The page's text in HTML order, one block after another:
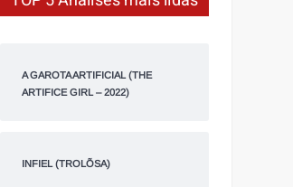
A GAROTA ARTIFICIAL (THE
ARTIFICE GIRL – 2022)
INFIEL (TROLÕSA)